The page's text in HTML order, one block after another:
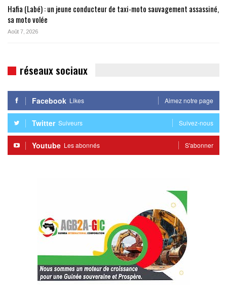
Hafia (Labé) : un jeune conducteur de taxi-moto sauvagement assassiné,
sa moto volée
Août 7, 2026
réseaux sociaux
Facebook Likes Aimez notre page
Twitter Suiveurs Suivez-nous
Youtube Les abonnés S'abonner